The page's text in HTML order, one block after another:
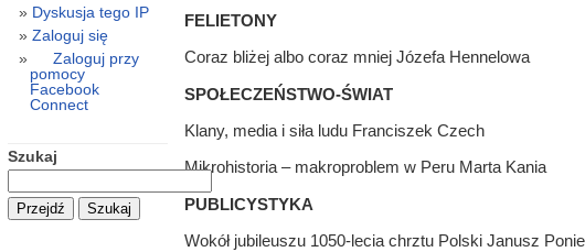
FELIETONY
Coraz bliżej albo coraz mniej Józefa Hennelowa
SPOŁECZEŃSTWO-ŚWIAT
Klany, media i siła ludu Franciszek Czech
Mikrohistoria – makroproblem w Peru Marta Kania
PUBLICYSTYKA
Wokół jubileuszu 1050-lecia chrztu Polski Janusz
Dyskusja tego IP
Zaloguj się
Zaloguj przy
pomocy
Facebook
Connect
Szukaj